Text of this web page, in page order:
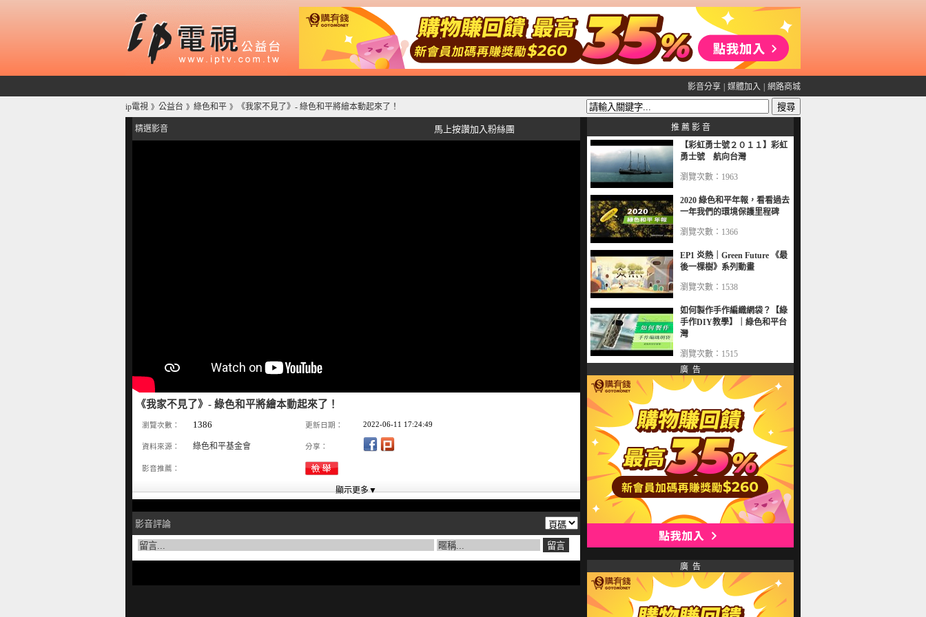
影音分享 媒體加入 網路商城
ip電視 》 公益台 》 綠色和平 》 《我家不見了》- 綠色和平將繪本動起來了！
精選影音 馬上按讚加入粉絲團
《我家不見了》- 綠色和平將繪本動起來了！
瀏覽次數： 1386 更新日期： 2022-06-11 17:24:49
資料來源： 綠色和平基金會 分享：
影音推薦：
影音評論
推 薦 影 音
【彩虹勇士號２０１１】彩虹
勇士號 航向台灣
瀏覽次數：1963
2020 綠色和平年報，看看過去
一年我們的環境保護里程碑
瀏覽次數：1366
EP1 炎熱｜Green Future 《最
後一棵樹》系列動畫
瀏覽次數：1538
如何製作手作編織網袋？【綠
手作DIY教學】｜綠色和平台
灣
瀏覽次數：1515
廣 告
廣 告